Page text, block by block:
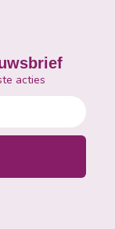
acties